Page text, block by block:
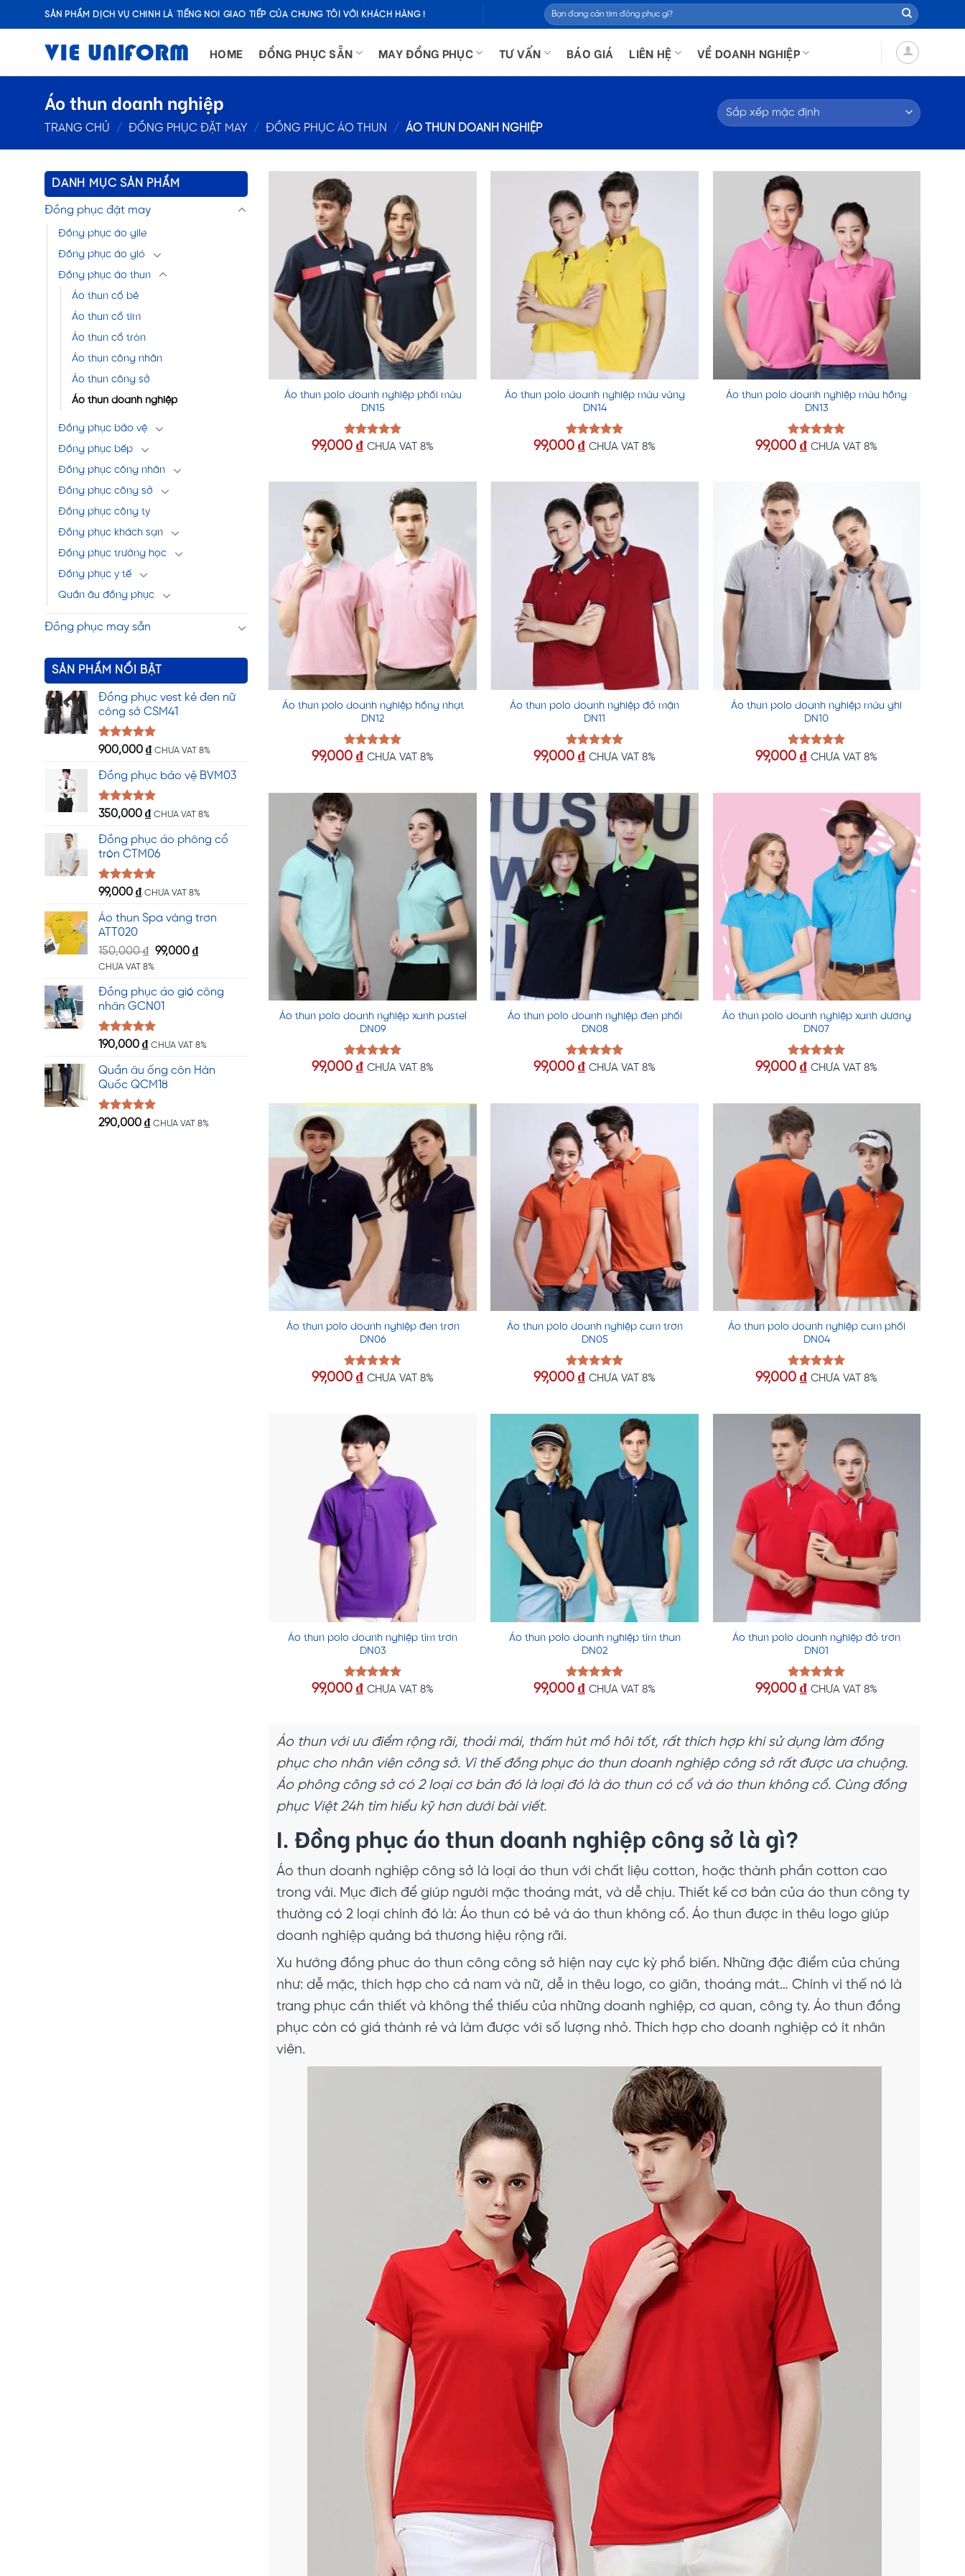
to
SẢN PHẨM DỊCH VỤ CHÍNH LÀ TIẾNG NÓI GIAO TIẾP CỦA CHÚNG TÔI VỚI KHÁCH HÀNG !
Tìm
kiếm:
HOME ĐỒNG PHỤC SẴN MAY ĐỒNG PHỤC TƯ VẤN BÁO GIÁ LIÊN HỆ VỀ DOANH NGHIỆP
Áo thun doanh nghiệp
TRANG CHỦ / ĐỒNG PHỤC ĐẶT MAY / ĐỒNG PHỤC ÁO THUN / ÁO THUN DOANH NGHIỆP
DANH MỤC SẢN PHẨM
Đồng phục đặt may
Đồng phục áo gile
Đồng phục áo gió
Đồng phục áo thun
Áo thun cổ bẻ
Áo thun cổ tim
Áo thun cổ tròn
Áo thun công nhân
Áo thun công sở
Áo thun doanh nghiệp
Đồng phục bảo vệ
Đồng phục bếp
Đồng phục công nhân
Đồng phục công sở
Đồng phục công ty
Đồng phục khách sạn
Đồng phục trường học
Đồng phục y tế
Quần âu đồng phục
Đồng phục may sẵn
SẢN PHẨM NỔI BẬT
Đồng phục vest kẻ đen nữ
công sở CSM41
Được xếp
5 sao
900,000 ₫ CHƯA VAT 8%
Đồng phục bảo vệ BVM03
Được xếp
5 sao
350,000 ₫ CHƯA VAT 8%
Đồng phục áo phông cổ
tròn CTM06
Được xếp
5 sao
99,000 ₫ CHƯA VAT 8%
Áo thun Spa vàng trơn
ATT020
150,000₫ Giá
gốc
150,000 ₫.
99,000 ₫Giá
là:
CHƯA VAT 8%
Đồng phục áo gió công
nhân GCN01
Được xếp
5 sao
190,000 ₫ CHƯA VAT 8%
Quần âu ống côn Hàn
Quốc QCM18
Được xếp
290,000 ₫ CHƯA VAT 8%
Áo thun polo doanh nghiệp phối màu
DN15
Được xếp
99,000₫ CHƯA VAT 8%
Áo thun polo doanh nghiệp màu vàng
DN14
Được xếp
99,000₫ CHƯA VAT 8%
Áo thun polo doanh nghiệp màu hồng
DN13
Được xếp
99,000₫ CHƯA VAT 8%
Áo thun polo doanh nghiệp hồng nhạt
DN12
Được xếp
99,000₫ CHƯA VAT 8%
Áo thun polo doanh nghiệp đỏ mận
DN11
Được xếp
99,000₫ CHƯA VAT 8%
Áo thun polo doanh nghiệp màu ghi
DN10
Được xếp
99,000₫ CHƯA VAT 8%
Áo thun polo doanh nghiệp xanh pastel
DN09
Được xếp
99,000₫ CHƯA VAT 8%
Áo thun polo doanh nghiệp đen phối
DN08
Được xếp
99,000₫ CHƯA VAT 8%
Áo thun polo doanh nghiệp xanh dương
DN07
Được xếp
99,000₫ CHƯA VAT 8%
Áo thun polo doanh nghiệp đen trơn
DN06
Được xếp
99,000₫ CHƯA VAT 8%
Áo thun polo doanh nghiệp cam trơn
DN05
Được xếp
99,000₫ CHƯA VAT 8%
Áo thun polo doanh nghiệp cam phối
DN04
Được xếp
99,000₫ CHƯA VAT 8%
Áo thun polo doanh nghiệp tím trơn
DN03
Được xếp
99,000₫ CHƯA VAT 8%
Áo thun polo doanh nghiệp tím than
DN02
Được xếp
99,000₫ CHƯA VAT 8%
Áo thun polo doanh nghiệp đỏ trơn
DN01
Được xếp
99,000₫ CHƯA VAT 8%
Áo thun với ưu điểm rộng rãi, thoải mái, thấm hút mồ hôi tốt, rất thích hợp khi sử dụng làm đồng
phục cho nhân viên công sở. Vì thế đồng phục áo thun doanh nghiệp công sở rất được ưa chuộng.
Áo phông công sở có 2 loại cơ bản đó là loại đó là áo thun có cổ và áo thun không cổ. Cùng đồng
phục Việt 24h tìm hiểu kỹ hơn dưới bài viết.
I. Đồng phục áo thun doanh nghiệp công sở là gì?
Áo thun doanh nghiệp công sở là loại áo thun với chất liệu cotton, hoặc thành phần cotton cao
trong vải. Mục đích để giúp người mặc thoáng mát, và dễ chịu. Thiết kế cơ bản của áo thun công ty
thường có 2 loại chính đó là: Áo thun có bẻ và áo thun không cổ. Áo thun được in thêu logo giúp
doanh nghiệp quảng bá thương hiệu rộng rãi.
Xu hướng đồng phuc áo thun công công sở hiện nay cực kỳ phổ biến. Những đặc điểm của chúng
như: dễ mặc, thích hợp cho cả nam và nữ, dễ in thêu logo, co giãn, thoáng mát… Chính vì thế nó là
trang phục cần thiết và không thể thiếu của những doanh nghiệp, cơ quan, công ty. Áo thun đồng
phục còn có giá thành rẻ và làm được với số lượng nhỏ. Thích hợp cho doanh nghiệp có ít nhân
viên.